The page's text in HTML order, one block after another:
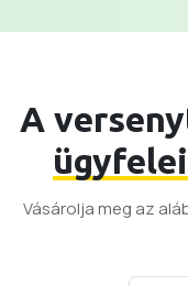
A
Vásárolja meg az